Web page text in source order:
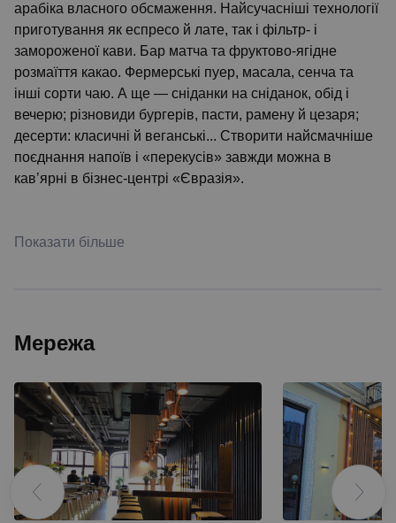
арабіка власного обсмаження. Найсучасніші технології
приготування як еспресо й лате, так і фільтр- і
замороженої кави. Бар матча та фруктово-ягідне
розмаїття какао. Фермерські пуер, масала, сенча та
інші сорти чаю. А ще — сніданки на сніданок, обід і
вечерю; різновиди бургерів, пасти, рамену й цезаря;
десерти: класичні й веганські... Створити найсмачніше
поєднання напоїв і «перекусів» завжди можна в
кав’ярні в бізнес-центрі «Євразія».
Показати більше
Мережа